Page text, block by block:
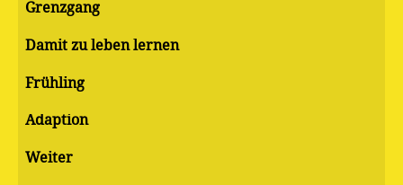
Grenzgang
Damit zu leben lernen
Frühling
Adaption
Weiter